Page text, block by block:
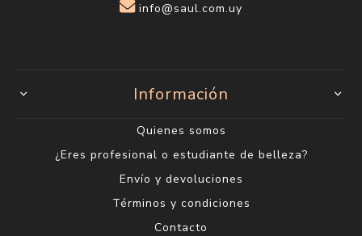
info@saul.com.uy
Información
Quienes somos
¿Eres profesional o estudiante de belleza?
Envío y devoluciones
Términos y condiciones
Contacto